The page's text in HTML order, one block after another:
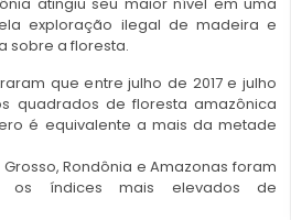
exploração ilegal de madeira e
sobre a floresta.
que entre julho de 2017 e julho
quadrados de floresta amazônica
é equivalente a mais da metade
Rondônia e Amazonas foram
os índices mais elevados de